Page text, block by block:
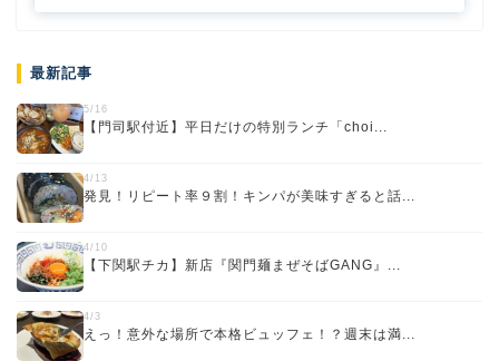
最新記事
5/16
【門司駅付近】平日だけの特別ランチ「choi...
4/13
発見！リピート率９割！キンパが美味すぎると話...
4/10
【下関駅チカ】新店『関門麺まぜそばGANG』...
4/3
えっ！意外な場所で本格ビュッフェ！？週末は満...